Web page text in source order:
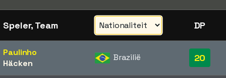
Speler, Team DP
Paulinho
Häcken
Brazilië 20